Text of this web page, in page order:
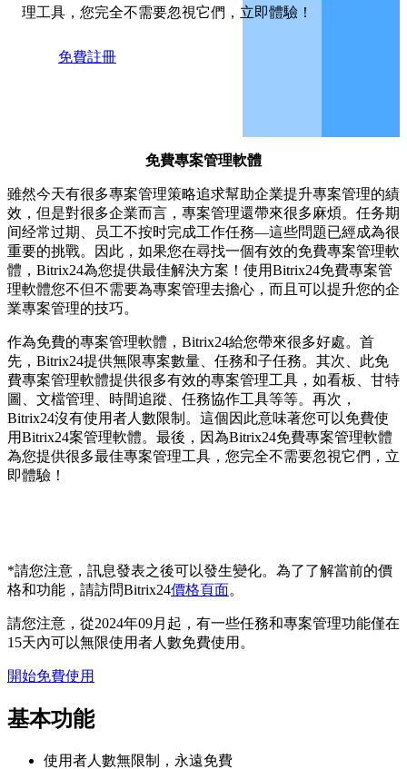
理工具，您完全不需要忽視它們，立即體驗！
免費註冊
免費專案管理軟體
雖然今天有很多專案管理策略追求幫助企業提升專案管理的績
效，但是對很多企業而言，專案管理還帶來很多麻煩。任务期
间经常过期、员工不按时完成工作任務—這些問題已經成為很
重要的挑戰。因此，如果您在尋找一個有效的免費專案管理軟
體，Bitrix24為您提供最佳解決方案！使用Bitrix24免費專案管
理軟體您不但不需要為專案管理去擔心，而且可以提升您的企
業專案管理的技巧。
作為免費的專案管理軟體，Bitrix24給您帶來很多好處。首
先，Bitrix24提供無限專案數量、任務和子任務。其次、此免
費專案管理軟體提供很多有效的專案管理工具，如看板、甘特
圖、文檔管理、時間追蹤、任務協作工具等等。再次，
Bitrix24沒有使用者人數限制。這個因此意味著您可以免費使
用Bitrix24案管理軟體。最後，因為Bitrix24免費專案管理軟體
為您提供很多最佳專案管理工具，您完全不需要忽視它們，立
即體驗！
*請您注意，訊息發表之後可以發生變化。為了了解當前的價
格和功能，請訪問Bitrix24價格頁面。
請您注意，從2024年09月起，有一些任務和專案管理功能僅在
15天內可以無限使用者人數免費使用。
開始免費使用
基本功能
使用者人數無限制，永遠免費